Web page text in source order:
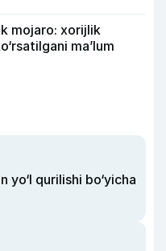
mojaro: xorijlik
ma’lum
yo‘l qurilishi bo‘yicha